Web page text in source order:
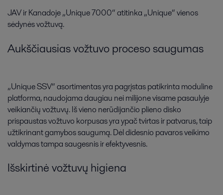
JAV ir Kanadoje „Unique 7000“ atitinka „Unique“ vienos
sėdynės vožtuvą.
Aukščiausias vožtuvo proceso saugumas
„Unique SSV“ asortimentas yra pagrįstas patikrinta moduline
platforma, naudojama daugiau nei milijone visame pasaulyje
veikiančių vožtuvų. Iš vieno nerūdijančio plieno disko
prispaustas vožtuvo korpusas yra ypač tvirtas ir patvarus, taip
užtikrinant gamybos saugumą. Dėl didesnio pavaros veikimo
valdymas tampa saugesnis ir efektyvesnis.
Išskirtinė vožtuvų higiena